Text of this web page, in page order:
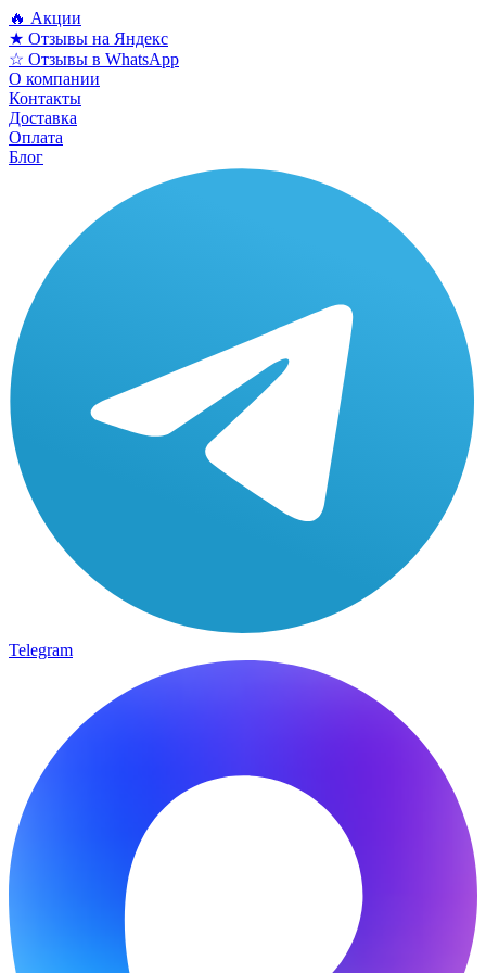
🔥 Акции
★ Отзывы на Яндекс
☆ Отзывы в WhatsApp
О компании
Контакты
Доставка
Оплата
Блог
Telegram